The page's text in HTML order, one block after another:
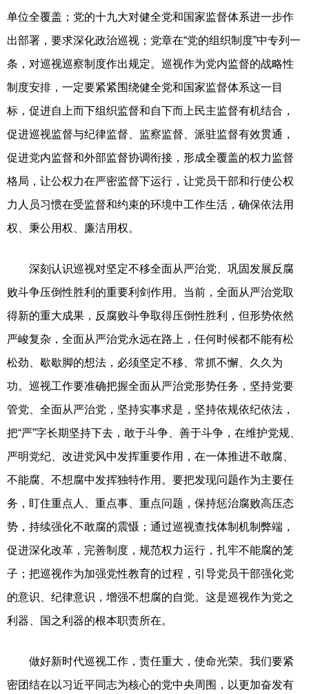
单位全覆盖；党的十九大对健全党和国家监督体系进一步作
出部署，要求深化政治巡视；党章在“党的组织制度”中专列一
条，对巡视巡察制度作出规定。巡视作为党内监督的战略性
制度安排，一定要紧紧围绕健全党和国家监督体系这一目
标，促进自上而下组织监督和自下而上民主监督有机结合，
促进巡视监督与纪律监督、监察监督、派驻监督有效贯通，
促进党内监督和外部监督协调衔接，形成全覆盖的权力监督
格局，让公权力在严密监督下运行，让党员干部和行使公权
力人员习惯在受监督和约束的环境中工作生活，确保依法用
权、秉公用权、廉洁用权。
深刻认识巡视对坚定不移全面从严治党、巩固发展反腐
败斗争压倒性胜利的重要利剑作用。当前，全面从严治党取
得新的重大成果，反腐败斗争取得压倒性胜利，但形势依然
严峻复杂，全面从严治党永远在路上，任何时候都不能有松
松劲、歇歇脚的想法，必须坚定不移、常抓不懈、久久为
功。巡视工作要准确把握全面从严治党形势任务，坚持党要
管党、全面从严治党，坚持实事求是，坚持依规依纪依法，
把“严”字长期坚持下去，敢于斗争、善于斗争，在维护党规、
严明党纪、改进党风中发挥重要作用，在一体推进不敢腐、
不能腐、不想腐中发挥独特作用。要把发现问题作为主要任
务，盯住重点人、重点事、重点问题，保持惩治腐败高压态
势，持续强化不敢腐的震慑；通过巡视查找体制机制弊端，
促进深化改革，完善制度，规范权力运行，扎牢不能腐的笼
子；把巡视作为加强党性教育的过程，引导党员干部强化党
的意识、纪律意识，增强不想腐的自觉。这是巡视作为党之
利器、国之利器的根本职责所在。
做好新时代巡视工作，责任重大，使命光荣。我们要紧
密团结在以习近平同志为核心的党中央周围，以更加奋发有